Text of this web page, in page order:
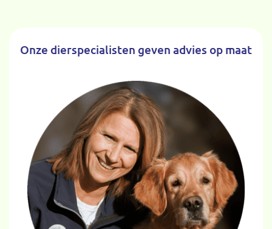
Onze dierspecialisten geven advies op maat